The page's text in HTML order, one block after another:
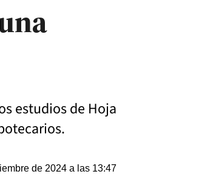
estudios de Hoja
de 2024 a las 13:47